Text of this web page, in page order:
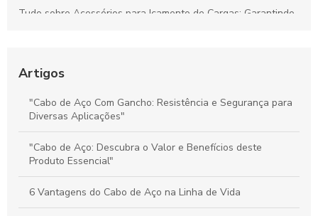
Tudo sobre Acessórios para Içamento de Cargas: Garantindo
Saber para Escolher Corretamente
Preço e Qualidade do Cabo de Aço para Elevadores: Guia
Completo para Escolha Inteligente
Valor dos Cabos de Aço: Influência na Segurança e Eficiência
na Movimentação de Cargas
Artigos
"Cabo de Aço Com Gancho: Resistência e Segurança para
Diversas Aplicações"
"Cabo de Aço: Descubra o Valor e Benefícios deste
Produto Essencial"
6 Vantagens do Cabo de Aço na Linha de Vida